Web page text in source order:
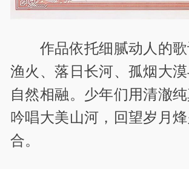
作品依托细腻动人的
渔火、落日长河、孤烟大
自然相融。少年们用清澈纯
吟唱大美山河，回望岁月
合。